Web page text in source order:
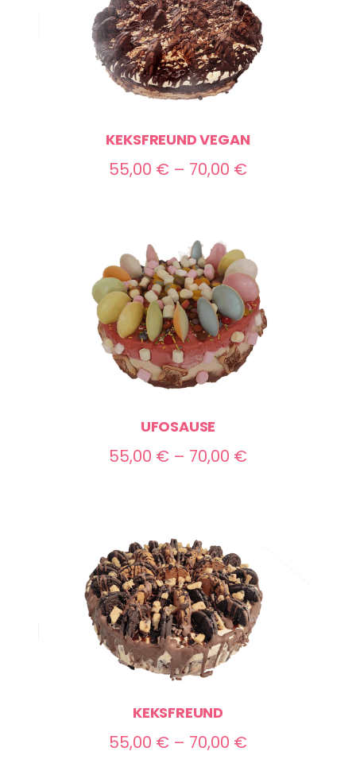
KEKSFREUND VEGAN
55,00 € – 70,00 €Preisspanne:
UFOSAUSE
55,00 € – 70,00 €Preisspanne:
KEKSFREUND
55,00 € – 70,00 €Preisspanne: